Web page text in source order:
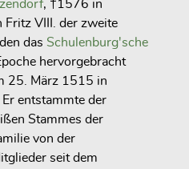
, †1576 in
Fritz VIII. der zweite
das Schulenburg'sche
hervorgebracht
25. März 1515 in
entstammte der
Stammes der
von der
seit dem